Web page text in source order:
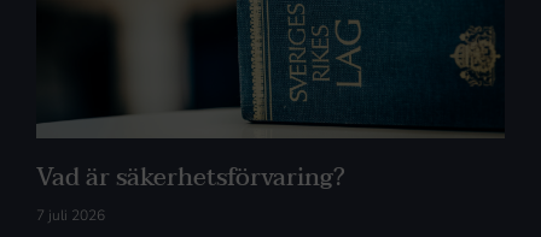
Vad är säkerhetsförvaring?
7 juli 2026